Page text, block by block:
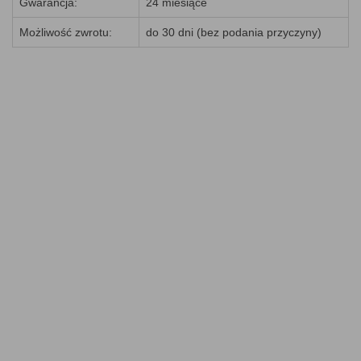
Możliwość zwrotu: do 30 dni (bez podania przyczyny)